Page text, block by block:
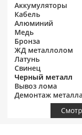
Аккумуляторы
Кабель
Алюминий
Медь
Бронза
ЖД металлолом
Латунь
Свинец
Черный металл
Вывоз лома
Демонтаж металла